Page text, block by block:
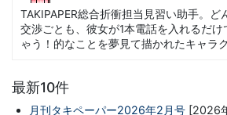
TAKIPAPER総合折衝担当見習い助手。ど
交渉ごとも、彼女が1本電話を入れるだ
ゃう！的なことを夢見て描かれたキャラク
最新10件
月刊タキペーパー2026年2月号 [2026